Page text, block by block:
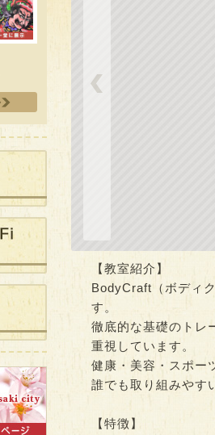
【教室紹介】
BodyCraft（ボディ
す。
徹底的な基礎のトレ
重視しています。
健康・美容・スポー
誰でも取り組みやす
【特徴】
ェクト ヒロロde…
時間：09:00～21:00
ス
時